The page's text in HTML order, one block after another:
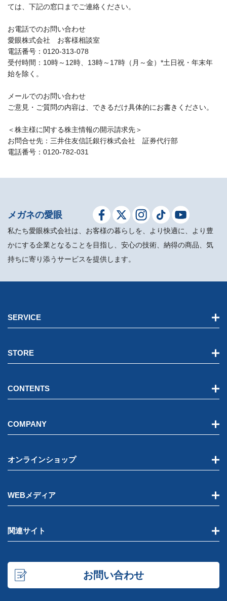
ては、下記の窓口までご連絡ください。
お電話でのお問い合わせ
愛眼株式会社 お客様相談室
電話番号：0120-313-078
受付時間：10時～12時、13時～17時（月～金）*土日祝・年末年
始を除く。
メールでのお問い合わせ
ご意見・ご質問の内容は、できるだけ具体的にお書きください。
＜株主様に関する株主情報の開示請求先＞
お問合せ先：三井住友信託銀行株式会社 証券代行部
電話番号：0120-782-031
メガネの愛眼
私たち愛眼株式会社は、お客様の暮らしを、より快適に、より豊
かにする企業となることを目指し、安心の技術、納得の商品、気
持ちに寄り添うサービスを提供します。
SERVICE
STORE
CONTENTS
COMPANY
オンラインショップ
WEBメディア
関連サイト
お問い合わせ